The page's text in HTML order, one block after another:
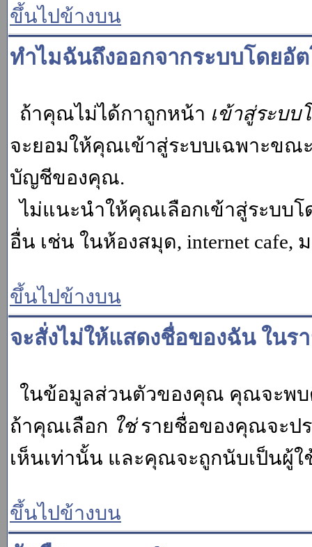
ขึ้นไปข้างบน
ทำไมฉันถึงออกจากระบบโดยอั
ถ้าคุณไม่ได้กาถูกหน้า เข้าสู่ระบ
จะยอมให้คุณเข้าสู่ระบบเฉพาะขณ
บัญชีของคุณ.
ไม่แนะนำให้คุณเลือกเข้าสู่ระบบ
อื่น เช่น ในห้องสมุด, internet cafe,
ขึ้นไปข้างบน
จะสั่งไม่ให้แสดงชื่อของฉัน ในร
ในข้อมูลส่วนตัวของคุณ คุณจะพบ
ถ้าคุณเลือก ใช่รายชื่อของคุณจะปร
เห็นเท่านั้น และคุณจะถูกนับเป็นผู้
ขึ้นไปข้างบน